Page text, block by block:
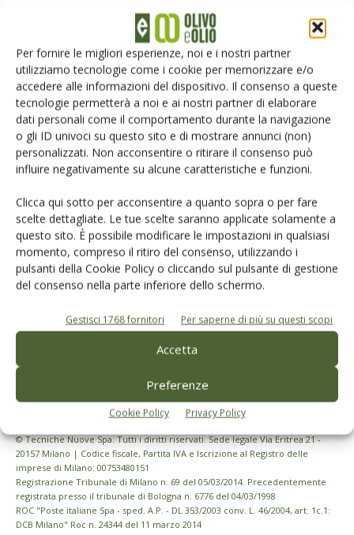
Per fornire le migliori esperienze, noi e i nostri partner
utilizziamo tecnologie come i cookie per memorizzare e/o
accedere alle informazioni del dispositivo. Il consenso a queste
tecnologie permetterà a noi e ai nostri partner di elaborare
dati personali come il comportamento durante la navigazione
o gli ID univoci su questo sito e di mostrare annunci (non)
personalizzati. Non acconsentire o ritirare il consenso può
influire negativamente su alcune caratteristiche e funzioni.
Clicca qui sotto per acconsentire a quanto sopra o per fare
scelte dettagliate. Le tue scelte saranno applicate solamente a
questo sito. È possibile modificare le impostazioni in qualsiasi
momento, compreso il ritiro del consenso, utilizzando i
pulsanti della Cookie Policy o cliccando sul pulsante di gestione
del consenso nella parte inferiore dello schermo.
Gestisci 1768 fornitori Per saperne di più su questi scopi
Accetta
Preferenze
Cookie Policy Privacy Policy
Rimani aggiornato sul mondo
dell’agricoltura
Iscriviti alle nostre newsletter
© Tecniche Nuove Spa. Tutti i diritti riservati. Sede legale Via Eritrea 21 -
20157 Milano | Codice fiscale, Partita IVA e Iscrizione al Registro delle
imprese di Milano: 00753480151
Registrazione Tribunale di Milano n. 69 del 05/03/2014. Precedentemente
registrata presso il tribunale di Bologna n. 6776 del 04/03/1998
ROC "Poste italiane Spa - sped. A.P. - DL 353/2003 conv. L. 46/2004, art. 1c.1:
DCB Milano" Roc n. 24344 del 11 marzo 2014